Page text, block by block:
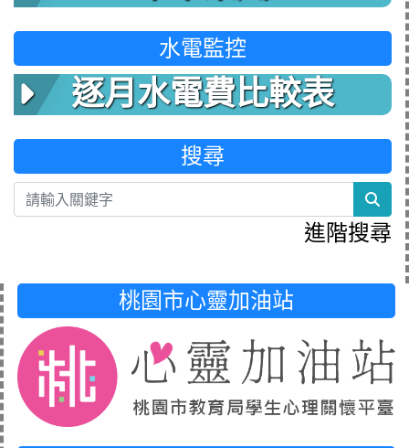
水電監控
逐月水電費比較表
搜尋
進階搜尋
桃園市心靈加油站